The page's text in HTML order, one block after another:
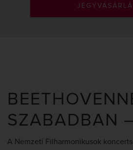
SZABADBAN
A Nemzeti Filharmonikusok